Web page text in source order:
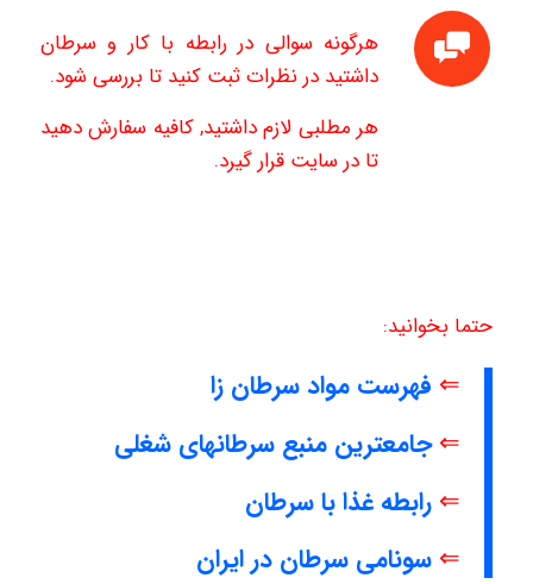
هرگونه سوالی در رابطه با کار و سرطان
داشتید در نظرات ثبت کنید تا بررسی شود.
هر مطلبی لازم داشتید, کافیه سفارش دهید
تا در سایت قرار گیرد.
حتما بخوانید:
⇐ فهرست مواد سرطان زا
⇐جامعترین منبع سرطانهای شغلی
⇐ رابطه غذا با سرطان
⇐ سونامی سرطان در ایران